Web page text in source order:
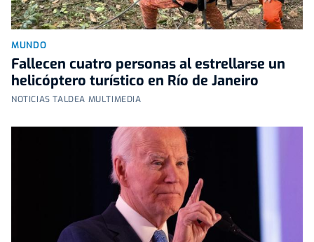
MUNDO
Fallecen cuatro personas al estrellarse un
helicóptero turístico en Río de Janeiro
NOTICIAS TALDEA MULTIMEDIA